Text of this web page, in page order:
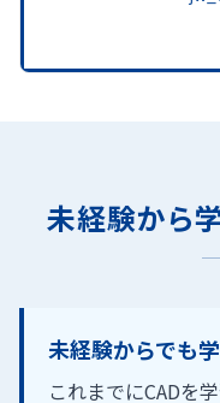
未経験から
未経験からでも
これまでにCADを